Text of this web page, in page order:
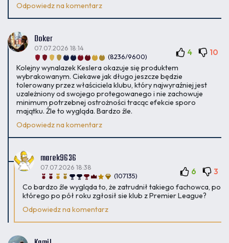
Odpowiedz na komentarz
Doker
(8236/9600)
07.07.2026 18:14 4 10
Kolejny wynalazek Keslera okazuje się produktem
wybrakowanym. Ciekawe jak długo jeszcze będzie
tolerowany przez właściciela klubu, który najwyraźniej jest
uzależniony od swojego protegowanego i nie zachowuje
minimum potrzebnej ostrożności tracąc efekcie sporo
majątku. Źle to wygląda. Bardzo źle.
Odpowiedz na komentarz
marek9636
(107135)
07.07.2026 18:38 6 3
Co bardzo źle wygląda to, że zatrudnił takiego fachowca, po
którego po pół roku zgłosił sie klub z Premier League?
Odpowiedz na komentarz